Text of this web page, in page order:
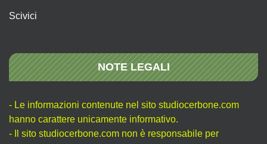
Scivici
NOTE LEGALI
- Le informazioni contenute nel sito studiocerbone.com
hanno carattere unicamente informativo.
- Il sito studiocerbone.com non è responsabile per